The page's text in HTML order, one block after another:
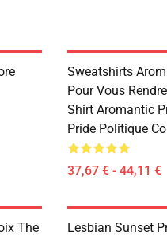
Sweatshirts
Pour Vous
Shirt Aromantic
Pride Politique
37,67 € - 44,11 €
The
Lesbian Sunset